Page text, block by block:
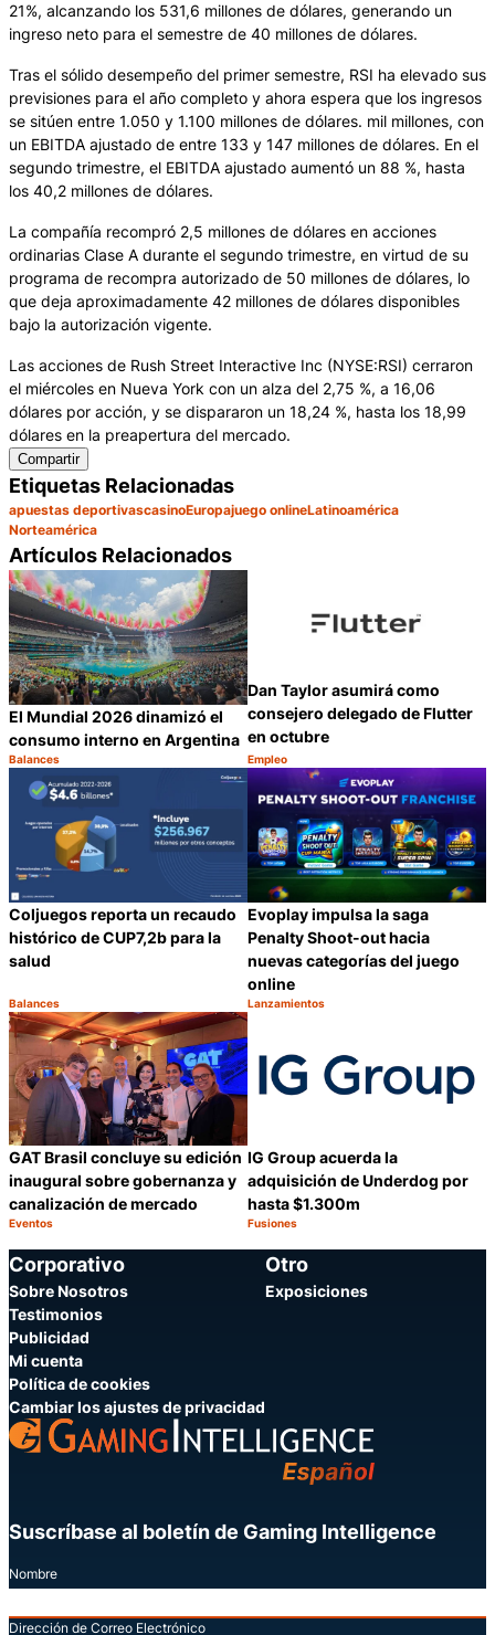
21%, alcanzando los 531,6 millones de dólares, generando un
ingreso neto para el semestre de 40 millones de dólares.
Tras el sólido desempeño del primer semestre, RSI ha elevado sus
previsiones para el año completo y ahora espera que los ingresos
se sitúen entre 1.050 y 1.100 millones de dólares. mil millones, con
un EBITDA ajustado de entre 133 y 147 millones de dólares. En el
segundo trimestre, el EBITDA ajustado aumentó un 88 %, hasta
los 40,2 millones de dólares.
La compañía recompró 2,5 millones de dólares en acciones
ordinarias Clase A durante el segundo trimestre, en virtud de su
programa de recompra autorizado de 50 millones de dólares, lo
que deja aproximadamente 42 millones de dólares disponibles
bajo la autorización vigente.
Las acciones de Rush Street Interactive Inc (NYSE:RSI) cerraron
el miércoles en Nueva York con un alza del 2,75 %, a 16,06
dólares por acción, y se dispararon un 18,24 %, hasta los 18,99
dólares en la preapertura del mercado.
Compartir
Etiquetas Relacionadas
apuestas deportivascasinoEuropajuego onlineLatinoamérica
Norteamérica
Artículos Relacionados
El Mundial 2026 dinamizó el
consumo interno en Argentina
Categoría:
Balances
Compartir
Dan Taylor asumirá como
consejero delegado de Flutter
en octubre
Categoría:
Empleo
Coljuegos reporta un recaudo
histórico de CUP7,2b para la
salud
Categoría:
Balances
Evoplay impulsa la saga
Penalty Shoot-out hacia
nuevas categorías del juego
online
Categoría:
Lanzamientos
GAT Brasil concluye su edición
inaugural sobre gobernanza y
canalización de mercado
Categoría:
Eventos
IG Group acuerda la
adquisición de Underdog por
hasta $1.300m
Categoría:
Fusiones
Corporativo
Sobre Nosotros
Testimonios
Publicidad
Mi cuenta
Política de cookies
Cambiar los ajustes de privacidad
Otro
Exposiciones
Suscríbase al boletín de Gaming Intelligence
Nombre
Dirección de Correo Electrónico